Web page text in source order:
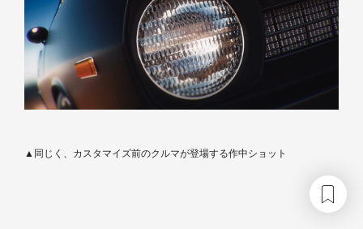
▲同じく、カスタマイズ前のクルマが登場する作中ショット